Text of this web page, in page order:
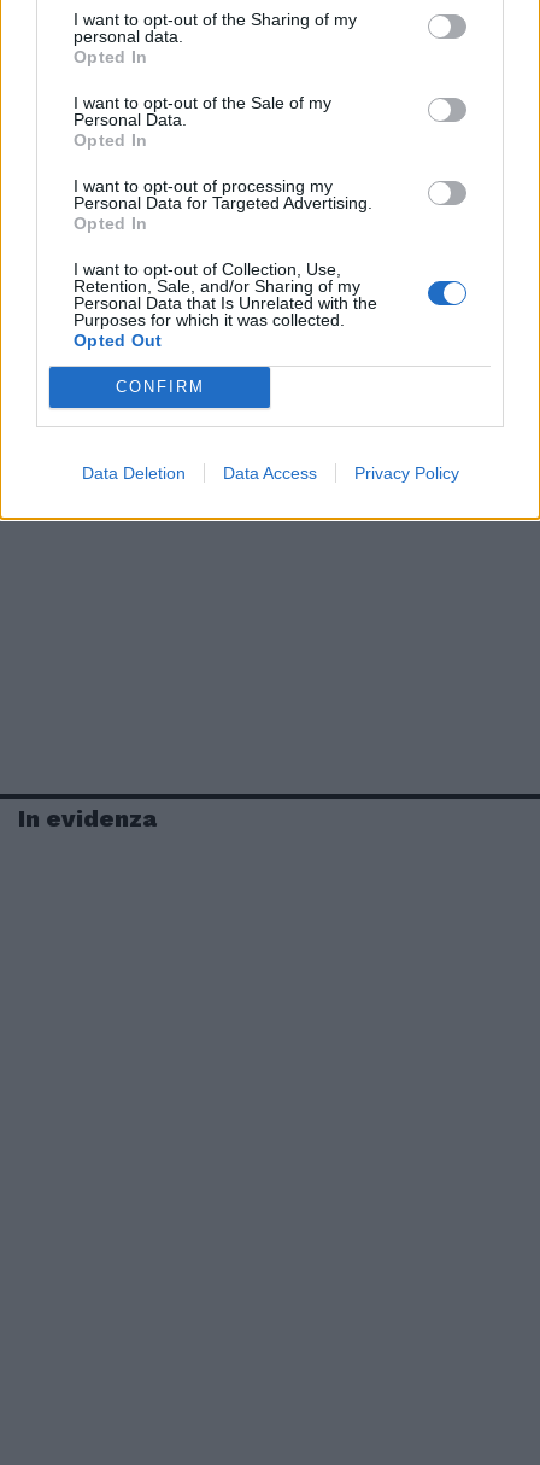
I want to opt-out of the Sharing of my
personal data.
Opted In
I want to opt-out of the Sale of my
Personal Data.
Opted In
I want to opt-out of processing my
Personal Data for Targeted Advertising.
Opted In
I want to opt-out of Collection, Use,
Retention, Sale, and/or Sharing of my
Personal Data that Is Unrelated with the
Purposes for which it was collected.
Opted Out
CONFIRM
Data Deletion Data Access Privacy Policy
In evidenza